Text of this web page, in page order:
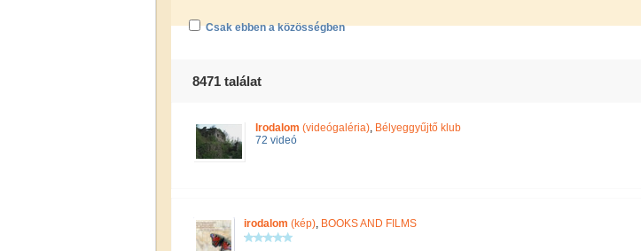
Csak ebben a közösségben
8471 találat
Irodalom (videógaléria), Bélyeggyűjtő klub
72 videó
irodalom (kép), BOOKS AND FILMS